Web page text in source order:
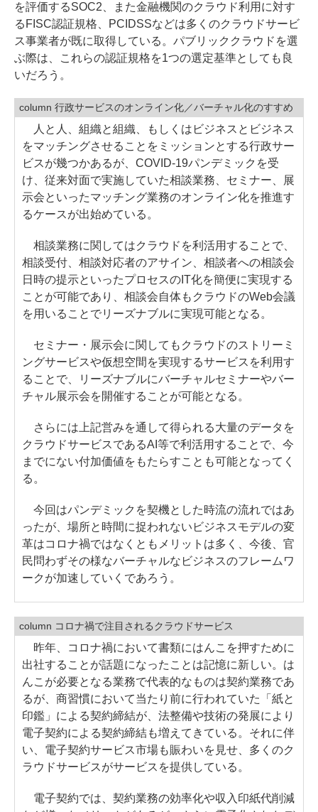
を評価するSOC2、また金融機関のクラウド利用に対す
るFISC認証規格、PCIDSSなどは多くのクラウドサービ
ス事業者が既に取得している。パブリッククラウドを選
ぶ際は、これらの認証規格を1つの選定基準としても良
いだろう。
column 行政サービスのオンライン化／バーチャル化のすすめ
人と人、組織と組織、もしくはビジネスとビジネス
をマッチングさせることをミッションとする行政サー
ビスが幾つかあるが、COVID-19パンデミックを受
け、従来対面で実施していた相談業務、セミナー、展
示会といったマッチング業務のオンライン化を推進す
るケースが出始めている。
相談業務に関してはクラウドを利活用することで、
相談受付、相談対応者のアサイン、相談者への相談会
日時の提示といったプロセスのIT化を簡便に実現する
ことが可能であり、相談会自体もクラウドのWeb会議
を用いることでリーズナブルに実現可能となる。
セミナー・展示会に関してもクラウドのストリーミ
ングサービスや仮想空間を実現するサービスを利用す
ることで、リーズナブルにバーチャルセミナーやバー
チャル展示会を開催することが可能となる。
さらには上記営みを通して得られる大量のデータを
クラウドサービスであるAI等で利活用することで、今
までにない付加価値をもたらすことも可能となってく
る。
今回はパンデミックを契機とした時流の流れではあ
ったが、場所と時間に捉われないビジネスモデルの変
革はコロナ禍ではなくともメリットは多く、今後、官
民問わずその様なバーチャルなビジネスのフレームワ
ークが加速していくであろう。
column コロナ禍で注目されるクラウドサービス
昨年、コロナ禍において書類にはんこを押すために
出社することが話題になったことは記憶に新しい。は
んこが必要となる業務で代表的なものは契約業務であ
るが、商習慣において当たり前に行われていた「紙と
印鑑」による契約締結が、法整備や技術の発展により
電子契約による契約締結も増えてきている。それに伴
い、電子契約サービス市場も賑わいを見せ、多くのク
ラウドサービスがサービスを提供している。
電子契約では、契約業務の効率化や収入印紙代削減